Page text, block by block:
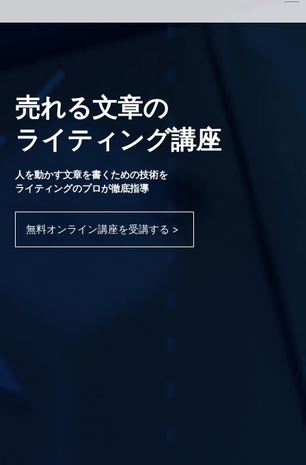
売れる文章の
ライティング講座
人を動かす文章を書くための技術を
ライティングのプロが徹底指導
無料オンライン講座を受講する >